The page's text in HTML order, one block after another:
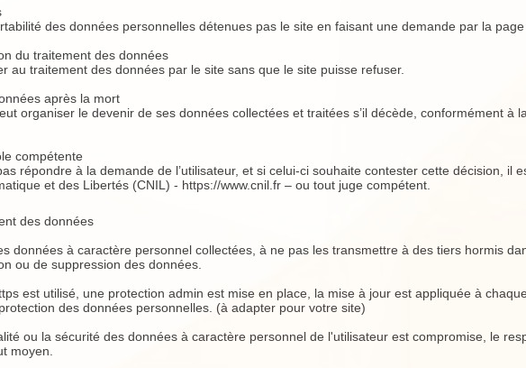
des données personnelles détenues pas le site en faisant une demande par la page
du traitement des données
au traitement des données par le site sans que le site puisse refuser.
après la mort
organiser le devenir de ses données collectées et traitées s’il décède, conformément à
compétente
répondre à la demande de l’utilisateur, et si celui-ci souhaite contester cette décision, il
et des Libertés (CNIL) - https://www.cnil.fr – ou tout juge compétent.
des données
données à caractère personnel collectées, à ne pas les transmettre à des tiers hormis
ou de suppression des données.
est utilisé, une protection admin est mise en place, la mise à jour est appliquée à
des données personnelles. (à adapter pour votre site)
ou la sécurité des données à caractère personnel de l'utilisateur est compromise, le
moyen.